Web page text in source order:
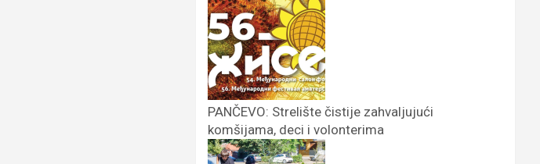
PANČEVO: Strelište čistije zahvaljujući
komšijama, deci i volonterima